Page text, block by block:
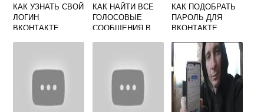
КАК УЗНАТЬ СВОЙ
ЛОГИН
ВКОНТАКТЕ
КАК НАЙТИ ВСЕ
ГОЛОСОВЫЕ
СООБЩЕНИЯ В
КАК ПОДОБРАТЬ
ПАРОЛЬ ДЛЯ
ВКОНТАКТЕ